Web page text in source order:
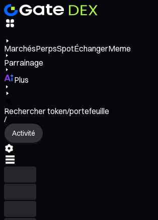
MarchésPerpsSpotÉchangerMeme
Parrainage
Plus
Rechercher token/portefeuille
/
Activité